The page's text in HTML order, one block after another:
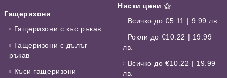
Гащеризони
Гащеризони с къс ръкав
Гащеризони с дълъг
ръкав
Къси гащеризони
Ниски цени ⚝
Всичко до €5.11 | 9.99 лв.
Рокли до €10.22 | 19.99
лв.
Всичко до €10.22 | 19.99
лв.